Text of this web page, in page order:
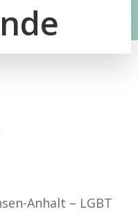
Anhalt – LGBT